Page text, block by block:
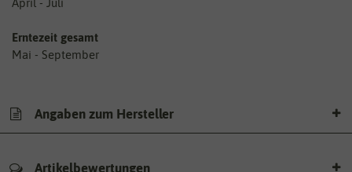
April - Juli
Erntezeit gesamt
Mai - September
Angaben zum Hersteller
Artikelbewertungen